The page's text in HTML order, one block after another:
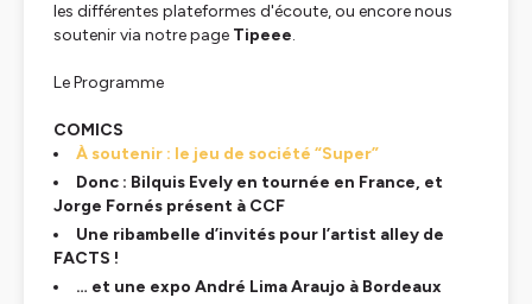
les différentes plateformes d'écoute, ou encore nous
soutenir via notre page Tipeee.
Le Programme
COMICS
À soutenir : le jeu de société “Super”
Donc : Bilquis Evely en tournée en France, et
Jorge Fornés présent à CCF
Une ribambelle d’invités pour l’artist alley de
FACTS !
… et une expo André Lima Araujo à Bordeaux